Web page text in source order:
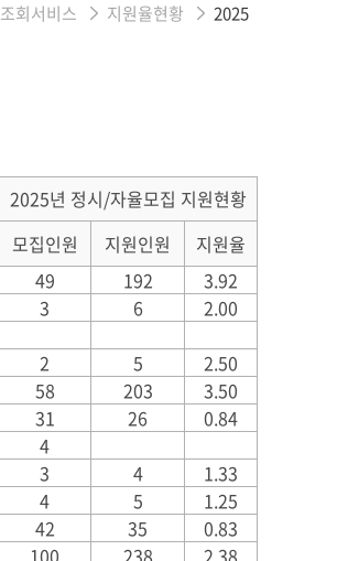
조회서비스 지원율현황 2025
2025년 정시/자율모집 지원현황
모집인원 지원인원 지원율
49 192
3.92
3 6
2.00
2 5
2.50
58 203 3.50
31 26
0.84
4
3 4
1.33
4 5
1.25
42 35
0.83
100 238 2.38